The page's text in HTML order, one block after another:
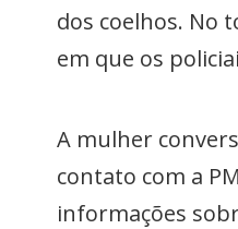
dos coelhos. No
em que os
A mulher
contato com a
informações